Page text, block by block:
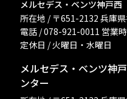
メルセデス・ベンツ神戸西
所在地 / 〒651-2132 兵庫
電話 / 078-921-0011 営業
定休日 / 火曜日・水曜日
メルセデス・ベンツ神
ンター